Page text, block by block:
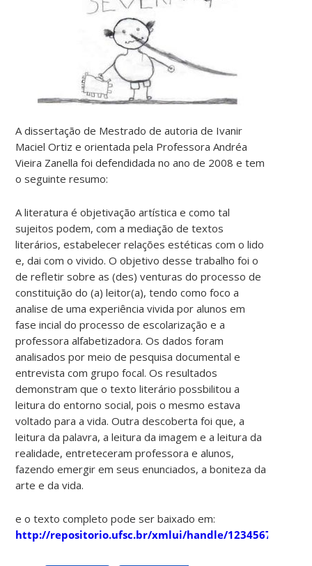
A dissertação de Mestrado de autoria de Ivanir
Maciel Ortiz e orientada pela Professora Andréa
Vieira Zanella foi defendidada no ano de 2008 e tem
o seguinte resumo:
A literatura é objetivação artística e como tal
sujeitos podem, com a mediação de textos
literários, estabelecer relações estéticas com o lido
e, dai com o vivido. O objetivo desse trabalho foi o
de refletir sobre as (des) venturas do processo de
constituição do (a) leitor(a), tendo como foco a
analise de uma experiência vivida por alunos em
fase incial do processo de escolarização e a
professora alfabetizadora. Os dados foram
analisados por meio de pesquisa documental e
entrevista com grupo focal. Os resultados
demonstram que o texto literário possbilitou a
leitura do entorno social, pois o mesmo estava
voltado para a vida. Outra descoberta foi que, a
leitura da palavra, a leitura da imagem e a leitura da
realidade, entreteceram professora e alunos,
fazendo emergir em seus enunciados, a boniteza da
arte e da vida.
e o texto completo pode ser baixado em:
http://repositorio.ufsc.br/xmlui/handle/123456789/